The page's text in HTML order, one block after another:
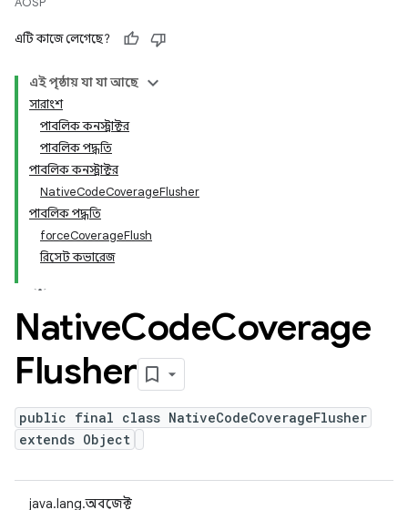
এটি কাজে লেগেছে?
এই পৃষ্ঠায় যা যা আছে
সারাংশ
পাবলিক কনস্ট্রাক্টর
পাবলিক পদ্ধতি
পাবলিক কনস্ট্রাক্টর
NativeCodeCoverageFlusher
পাবলিক পদ্ধতি
forceCoverageFlush
রিসেট কভারেজ
NativeCodeCoverage
Flusher
public final class NativeCodeCoverageFlusher
extends Object
java.lang.অবজেক্ট